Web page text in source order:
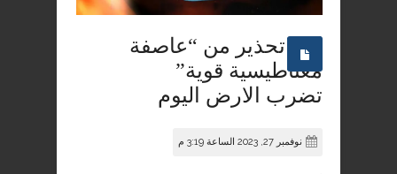
تحذير من “عاصفة
مغناطيسية قوية”
تضرب الارض اليوم
نوفمبر 27, 2023 الساعة 3:19 م